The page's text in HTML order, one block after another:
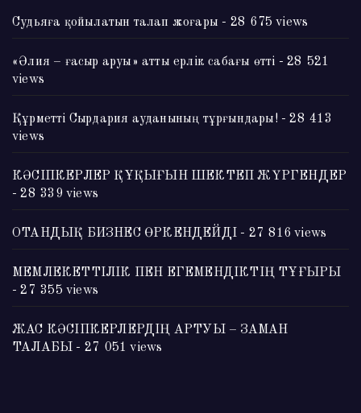
Судьяға қойылатын талап жоғары - 28 675 views
«Әлия – ғасыр аруы» атты ерлік сабағы өтті - 28 521
views
Құрметті Сырдария ауданының тұрғындары!- 28 413
views
КӘСІПКЕРЛЕР ҚҰҚЫҒЫН ШЕКТЕП ЖҮРГЕНДЕР
- 28 339 views
ОТАНДЫҚ БИЗНЕС ӨРКЕНДЕЙДІ - 27 816 views
МЕМЛЕКЕТТІЛІК ПЕН ЕГЕМЕНДІКТІҢ ТҰҒЫРЫ
- 27 355 views
ЖАС КӘСІПКЕРЛЕРДІҢ АРТУЫ – ЗАМАН
ТАЛАБЫ - 27 051 views